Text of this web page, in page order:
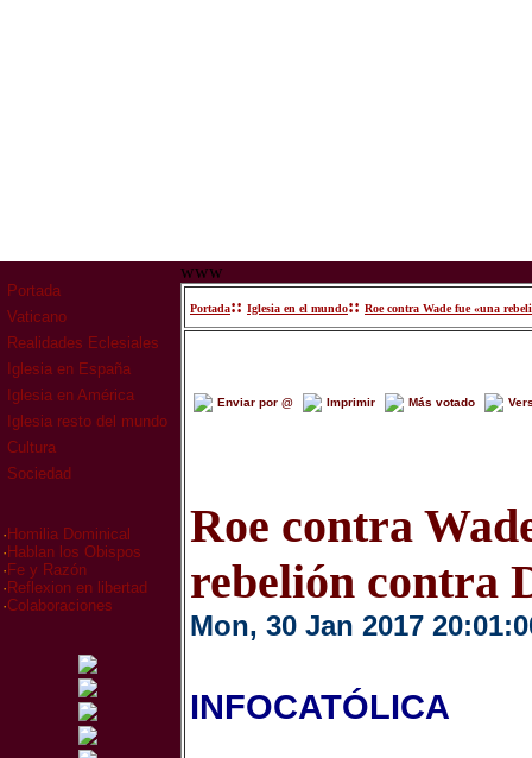
Portada
Vaticano
Realidades Eclesiales
Iglesia en España
Iglesia en América
Iglesia resto del mundo
Cultura
Sociedad
· Homilia Dominical
· Hablan los Obispos
· Fe y Razón
· Reflexion en libertad
·Colaboraciones
www
Portada:: Iglesia en el mundo:: Roe contra Wade fue «una
Enviar por @ Imprimir Más votado
Roe contra
rebelión contra
Mon, 30 Jan 2017
INFOCATÓLICA